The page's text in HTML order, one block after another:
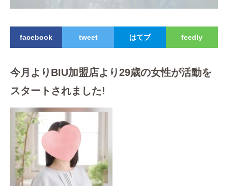
facebook tweet はてブ feedly
今月よりBIU加盟店より29歳の女性が活動を
スタートされました!